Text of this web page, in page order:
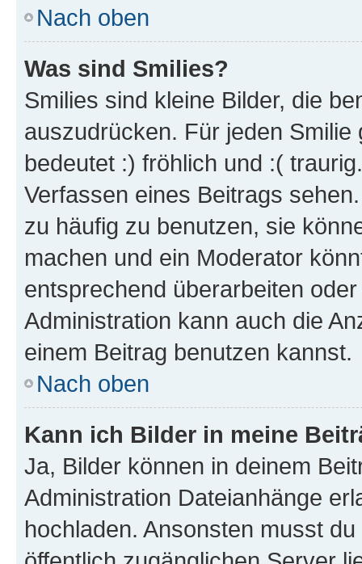
Nach oben
Was sind Smilies?
Smilies sind kleine Bilder, die
auszudrücken. Für jeden
bedeutet :) fröhlich und :(
Verfassen eines Beitrags
zu häufig zu benutzen, sie
machen und ein Moderator
entsprechend überarbeiten
Administration kann auch die
einem Beitrag benutzen kannst.
Nach oben
Kann ich Bilder in meine
Ja, Bilder können in deinem
Administration Dateianhänge
hochladen. Ansonsten musst